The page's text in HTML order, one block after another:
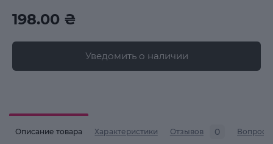
198.00 ₴
Уведомить о наличии
Описание товара Характеристики Отзывов 0 Вопросы